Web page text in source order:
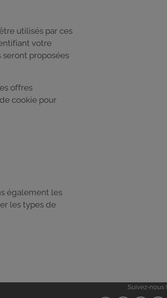
utilisés par ces
votre
seront proposées
offres
cookie pour
également les
les types de
Suivez-nous !